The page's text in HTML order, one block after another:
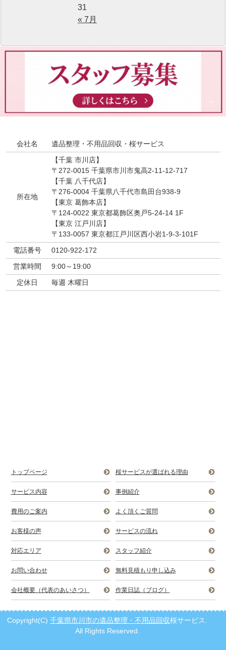
« 7月
31
会社名 遺品整理・不用品回収・桜サービス
所在地
【千葉 市川店】
〒272-0015 千葉県市川市鬼高2-11-12-717
【千葉 八千代店】
〒276-0004 千葉県八千代市島田台938-9
【東京 葛飾本店】
〒124-0022 東京都葛飾区奥戸5-24-14 1F
【東京 江戸川店】
〒133-0057 東京都江戸川区西小岩1-9-3-101F
電話番号
0120-922-172
営業時間
9:00～19:00
定休日
毎週 木曜日
トップページ 桜サービスが選ばれる理由
サービス内容 事例紹介
費用のご案内 よく頂くご質問
お客様の声 サービスの流れ
対応エリア スタッフ紹介
お問い合わせ 無料見積もり申し込み
会社概要（代表のあいさつ） 作業日誌（ブログ）
Copyright(C)千葉県市川市の遺品整理・不用品回収桜サービス.
All Rights Reserved.